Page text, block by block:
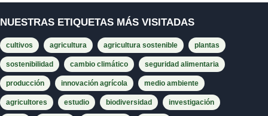
NUESTRAS ETIQUETAS MÁS VISITADAS
cultivos agricultura agricultura sostenible plantas
sostenibilidad cambio climático seguridad alimentaria
producción innovación agrícola medio ambiente
agricultores estudio biodiversidad investigación